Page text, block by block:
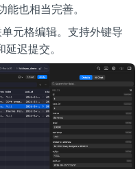
也相当完善。
元格编辑。支持外键导
迟提交。